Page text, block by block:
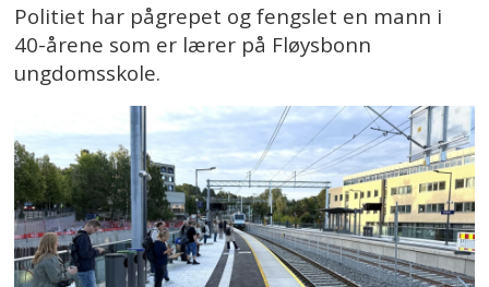
Politiet har pågrepet og fengslet en mann i
40-årene som er lærer på Fløysbonn
ungdomsskole.